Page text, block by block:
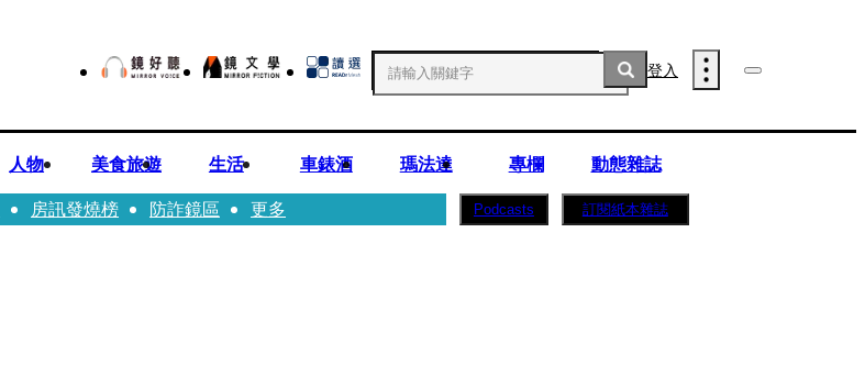
登入
人物 美食旅遊 生活 車錶酒 瑪法達 專欄
動態雜誌
房訊發燒榜 防詐鏡區 更多 Podcasts 訂閱紙本雜誌